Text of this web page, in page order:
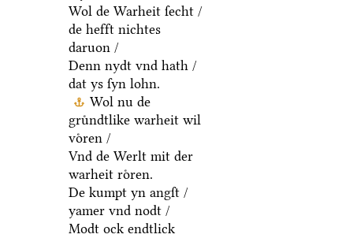
Wol de Warheit ſecht /
de hefft nichtes
daruon /
Denn nydt vnd hath /
dat ys ſyn lohn.
Wol nu de
gruͤndtlike warheit wil
voͤren /
Vnd de Werlt mit der
warheit roͤren.
De kumpt yn angſt /
yamer vnd nodt /
Modt ock endtlick